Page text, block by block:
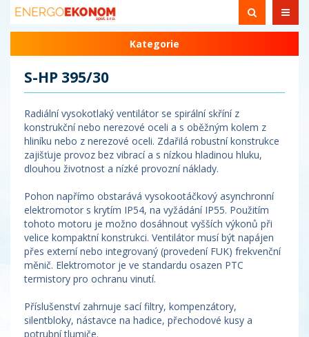
Kategorie
S-HP 395/30
Radiální vysokotlaký ventilátor se spirální skříní z
konstrukční nebo nerezové oceli a s oběžným kolem z
hliníku nebo z nerezové oceli. Zdařilá robustní konstrukce
zajišťuje provoz bez vibrací a s nízkou hladinou hluku,
dlouhou životnost a nízké provozní náklady.
Pohon napřímo obstarává vysokootáčkový asynchronní
elektromotor s krytím IP54, na vyžádání IP55. Použitím
tohoto motoru je možno dosáhnout vyšších výkonů při
velice kompaktní konstrukci. Ventilátor musí být napájen
přes externí nebo integrovaný (provedení FUK) frekvenční
měnič. Elektromotor je ve standardu osazen PTC
termistory pro ochranu vinutí.
Příslušenství zahrnuje sací filtry, kompenzátory,
silentbloky, nástavce na hadice, přechodové kusy a
potrubní tlumiče.